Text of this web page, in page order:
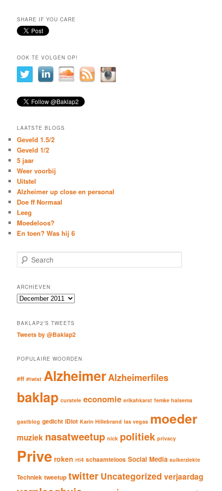
SHARE IF YOU CARE
OOK TE VOLGEN OP!
LAATSTE BLOGS
Geveld 1.5/2
Geveld 1/2
5 jaar
Weer voorbij
Uitstel
Alzheimer up close en personal
Doe ff Normaal
Leeg
Moedeloos?
En toen? Was hij 6
e
r
c
h
ARCHIEVEN
Archieven
BAKLAP2’S TWEETS
Tweets by @Baklap2
POPULAIRE WOORDEN
#ff #twist AlzheimerAlzheimerfiles
baklap curatele economie erikahkarst femke halsema
gastblog gedicht iDiot Karin Hillebrand las vegas moeder
muziek nasatweetup nick politiek privacy
Prive roken rtl4 schaamteloos Social Media suikerziekte
Techniek tweetup twitter Uncategorized verjaardag